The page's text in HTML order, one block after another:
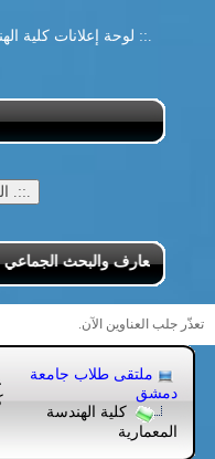
.:: لوحة إعلانات كلية
المعارف والبحث الجماعي
تعذّر جلب العناوين الآن.
ملتقى طلاب جامعة
دمشق
كلية الهندسة
المعمارية